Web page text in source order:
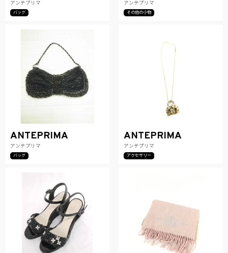
アンテプリマ
バッグ
アンテプリマ
その他の小物
ANTEPRIMA
アンテプリマ
バッグ
ANTEPRIMA
アンテプリマ
アクセサリー